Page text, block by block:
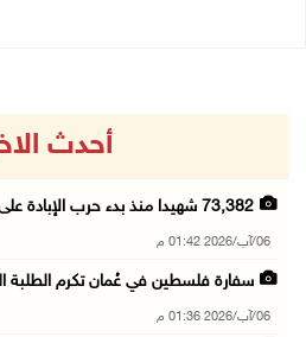
أحدث
73,382 شهيدا منذ بدء حرب الإبادة على قطاع غزة
06/آب/2026 01:42 م
سفارة فلسطين في عُمان تكرم الطلبة
06/آب/2026 01:36 م